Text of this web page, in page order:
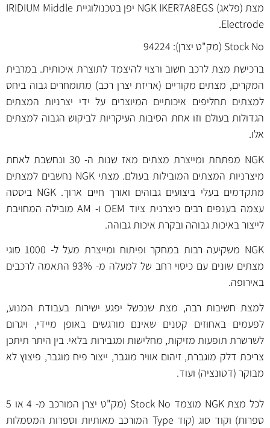
מצת (פלאג) NGK IKER7A8EGS יפן בטכנולוגיית IRIDIUM Middle
Electrode.
Stock No (מק"ט יצרן): 94224
ברכישת מצת לרכב חשוב ורצוי להיצמד לתוצרת איכותית. במרבית
המקרים, מצתים מקוריים (אריזת יצרן רכב) מתומחרים גבוה ביחס
למצתים תחליפים איכותיים המיוצרים על ידי יצרניות המצתים
הגדולות בעולם וזו אחת הסיבות העיקריות לביקוש הגבוה למצתים
אלו.
NGK מפתחת ומייצרת מצתים מאז שנות ה- 30 ונחשבת לאחת
מיצרניות המצתים המובילות בעולם. מצתי NGK נחשבים למצתים
מתקדמים בעלי ביצועים גבוהים ואורך חיים ארוך. NGK ביססה
עצמה בענפים רבים כיצרנית ציוד OEM ו- AM מובילה המחויבת
לייצור באיכות גבוהה ובקרת איכות גבוהה.
NGK משקיעה רבות במחקר ופיתוח ומייצרת מעל ל- 1000 סוגי
מצתים שונים עם כיסוי רחב של למעלה מ- 93% התאמה לרכבים
באירופה.
למצת חשיבות רבה, מצת שנכשל יפגע ישירות בעבודת המנוע,
לפעמים באחוזים קטנים שאינם מורגשים באופן מיידי, ויגרום
לשרשרת תופעות מזיקות, מחלישות ומגבירות בלאי. בין היתר תיתכן
צריכת דלק מוגברת, זיהום אוויר מוגבר, ייצור פיח מוגבר, פיצוץ לא
מבוקר (דטונציה) ועוד.
לכל מצת NGK מוצמד Stock No (מק"ט יצרן המורכב מ- 4 או 5
ספרות) וקוד סוג (קוד Type המורכב מאותיות וספרות המסמלות